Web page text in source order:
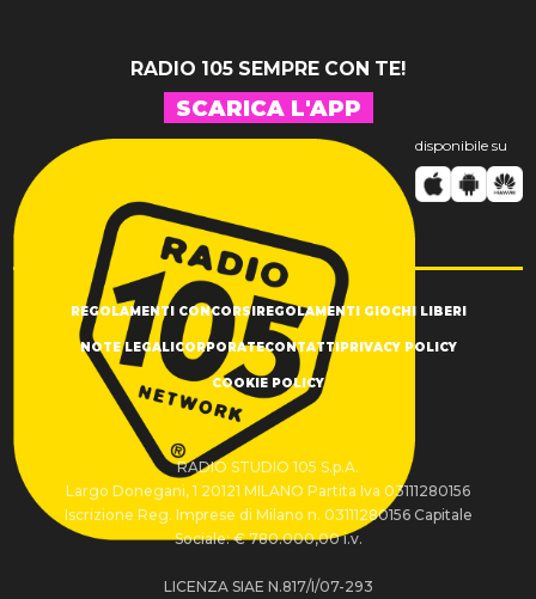
RADIO 105 SEMPRE CON TE!
SCARICA L'APP
disponibile su
REGOLAMENTI CONCORSI REGOLAMENTI GIOCHI LIBERI
NOTE LEGALI CORPORATECONTATTI PRIVACY POLICY
COOKIE POLICY
RADIO STUDIO 105 S.p.A.
Largo Donegani, 1 20121 MILANO Partita Iva 03111280156
Iscrizione Reg. Imprese di Milano n. 03111280156 Capitale
Sociale: € 780.000,00 i.v.
LICENZA SIAE N.817/I/07-293